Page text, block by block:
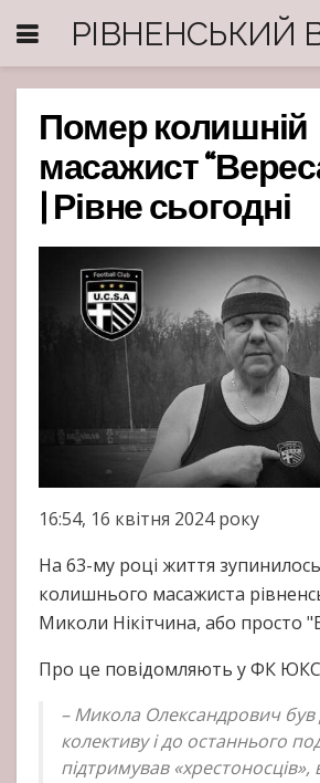
РІВНЕНСЬКИЙ
Помер колишній
масажист
| Рівне сьогодні
16:54, 16 квітня 2024 року
На 63-му році життя
колишнього масажиста
Миколи Нікітчина, або просто
Про це повідомляють у ФК
– Микола Олександрович
колективу і до останнього
підтримував «хрестоносців»,